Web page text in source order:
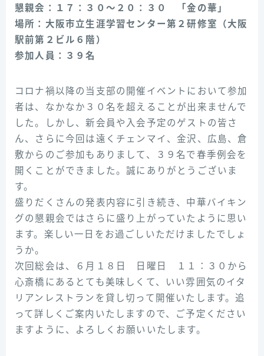
支部活動報告
リンク集
懇親会：１７：３０～２０：３０ 「金の華」
場所：大阪市立生涯学習センター第２研修室（大阪
駅前第２ビル６階）
参加人員：３９名
コロナ禍以降の当支部の開催イベントにおいて参加
者は、なかなか３０名を超えることが出来ませんで
した。しかし、新会員や入会予定のゲストの皆さ
ん、さらに今回は遠くチェンマイ、金沢、広島、倉
敷からのご参加もありまして、３９名で春季例会を
開くことができました。誠にありがとうございま
す。
盛りだくさんの発表内容に引き続き、中華バイキン
グの懇親会ではさらに盛り上がっていたように思い
ます。楽しい一日をお過ごしいただけましたでしょ
うか。
次回総会は、６月１８日 日曜日 １１：３０から
心斎橋にあるとても美味しくて、いい雰囲気のイタ
リアンレストランを貸し切って開催いたします。追
って詳しくご案内いたしますので、ご予定ください
ますように、よろしくお願いいたします。